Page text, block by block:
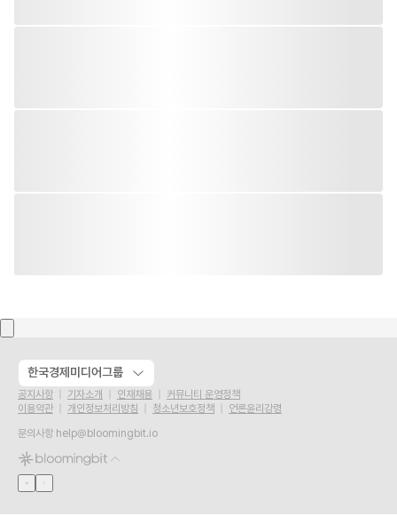
한국경제미디어그룹
공지사항 기자소개 인재채용
커뮤니티 운영정책
이용약관
개인정보처리방침 청소년보호정책
언론윤리강령
문의사항 help@bloomingbit.io